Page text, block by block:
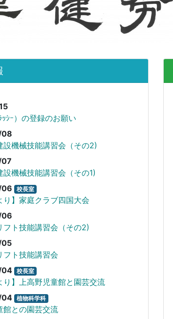
ｼｰ）の登録のお願い
設機械技能講習会（その2)
設機械技能講習会（その1)
校長室
り】家庭クラブ四国大会
フト技能講習会（その2)
フト技能講習会
校長室
り】上高野児童館と園芸交流
植物科学科
館との園芸交流